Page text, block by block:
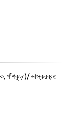
পাঁশকুড়া)/ ভাস্করব্রত